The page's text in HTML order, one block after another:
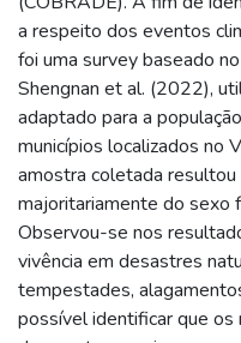
a respeito dos eventos
foi uma survey baseado
Shengnan et al. (2022),
adaptado para a
municípios localizados no
amostra coletada
majoritariamente do sexo
Observou-se nos
vivência em desastres
tempestades,
possível identificar que